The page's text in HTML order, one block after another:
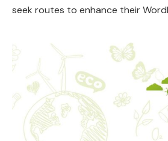
seek routes to enhance their